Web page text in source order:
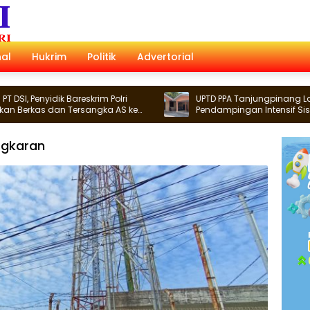
Hukrim Politik Advertorial
Bareskrim Polri
Tersangka AS ke
UPTD PPA Tanjungpinang Lakukan
Pendampingan Intensif Siswi SMP
Asusila